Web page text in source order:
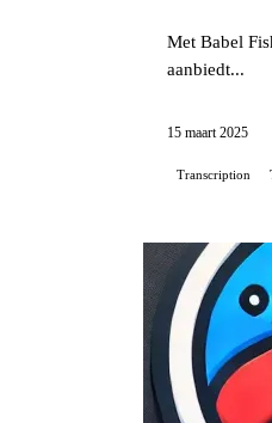
Met Babel
aanbiedt...
15 maart 2025
Transcription